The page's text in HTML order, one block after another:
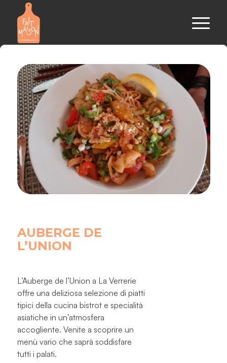
AUBERGE DE
L’UNION
L’Auberge de l’Union a La Verrerie
offre una deliziosa selezione di piatti
tipici della cucina bistrot e specialità
asiatiche in un’atmosfera
accogliente. Venite a scoprire un
menù vario che saprà soddisfare
tutti i palati.